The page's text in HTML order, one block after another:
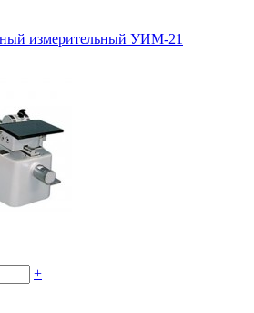
измерительный УИМ-21
+